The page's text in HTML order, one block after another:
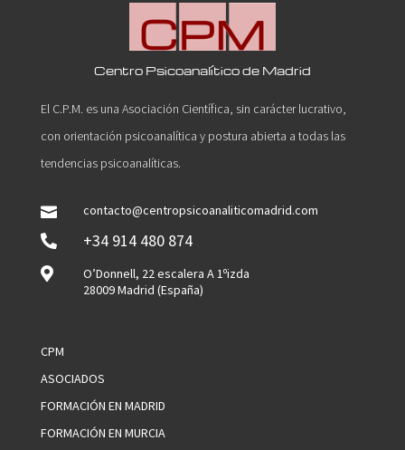
Centro Psicoanalítico de Madrid
El C.P.M. es una Asociación Científica, sin carácter lucrativo,
con orientación psicoanalítica y postura abierta a todas las
tendencias psicoanalíticas.

contacto@centropsicoanaliticomadrid.com

+34 914 480 874

O’Donnell, 22 escalera A 1ºizda
28009 Madrid (España)
CPM
ASOCIADOS
FORMACIÓN EN MADRID
FORMACIÓN EN MURCIA